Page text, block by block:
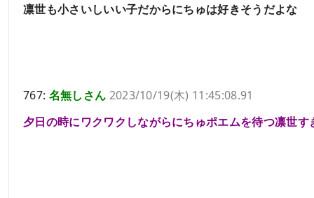
凛世も小さいしいい子だからにちゅは好きそうだよな
767: 名無しさん 2023/10/19(木) 11:45:08.91
夕日の時にワクワクしながらにちゅポエムを待つ凛世す